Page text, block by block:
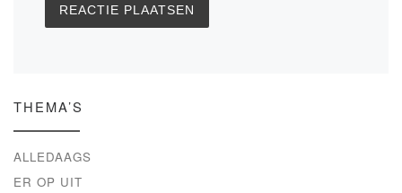
THEMA’S
ALLEDAAGS
ER OP UIT